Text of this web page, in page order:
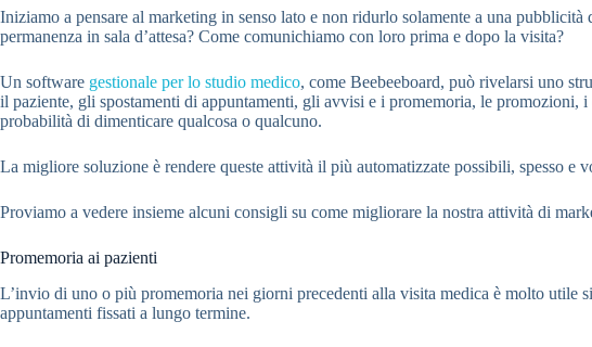
Iniziamo a pensare al marketing in senso lato e non ridurlo solamente a una
permanenza in sala d’attesa? Come comunichiamo con loro prima e dopo la visita?
Un software gestionale per lo studio medico, come Beebeeboard, può rivelarsi uno
il paziente, gli spostamenti di appuntamenti, gli avvisi e i promemoria, le promozioni,
probabilità di dimenticare qualcosa o qualcuno.
La migliore soluzione è rendere queste attività il più automatizzate possibili, spesso
Proviamo a vedere insieme alcuni consigli su come migliorare la nostra attività di
Promemoria ai pazienti
L’invio di uno o più promemoria nei giorni precedenti alla visita medica è molto utile
appuntamenti fissati a lungo termine.